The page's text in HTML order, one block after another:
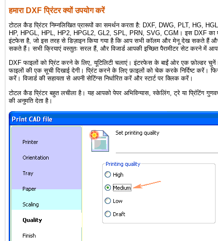
हमारा DXF प्रिंटर क्यों उपयोग करें
टोटल कैड प्रिंटर निम्नलिखित प्रारूपों का समर्थन करता है: DXF, DWG, PLT, HG,
HP, HPGL, HPL, HP2, HPGL2, GL2, SPL, PRN, SVG, CGM। इस DXF का
इंटफेस है, जो इस तरह से डिज़ाइन किया गया है कि आप सभी कॉलम और मेनू देख सकते हैं और
सकते हैं। सभी क्रियाएं वस्तुतः सरल हैं, और विजार्ड आपकी इच्छित पैरामीटर सेट करने में
DXF फाइलों को प्रिंट करने के लिए, यूटिलिटी चलाएं। इंटरफेस के बाईं ओर एक फ़ोल्डर
फाइलों की एक सूची दिखाई देगी। प्रिंट करने के लिए फ़ाइलों को चेक करके निर्दिष्ट करें।
करें। विजार्ड की सहायता से अपनी सेटिंग्स निर्धारित करें और स्टार्ट पर क्लिक करें।
टोटल कैड प्रिंटर बहुत लचीला है। यह आपको पेपर अभिविन्यास, स्केलिंग, ट्रे या प्रिंटिंग
की अनुमति देता है।